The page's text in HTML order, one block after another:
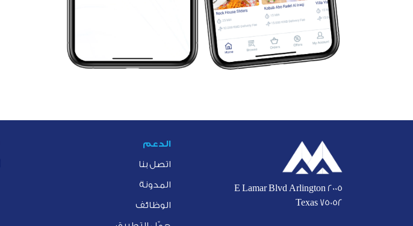
2005 E Lamar Blvd Arlington
Texas 75052
الدعم
اتصل بنا
المدونة
الوظائف